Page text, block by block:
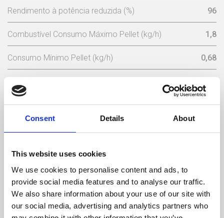
Consent Details About
This website uses cookies
We use cookies to personalise content and ads, to
provide social media features and to analyse our traffic.
We also share information about your use of our site with
our social media, advertising and analytics partners who
Rendimento à potência reduzida (%) 96
Combustível Consumo Máximo Pellet (kg/h) 1,8
Consumo Mínimo Pellet (kg/h) 0,68
Tensão Nominal (V) 230
Temperatura Máxima de Gases (ºC)
Temperatura Mínima de Gases (ºC)
Peso (kg) 83,6